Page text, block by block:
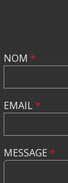
NOM *
EMAIL*
MESSAGE *